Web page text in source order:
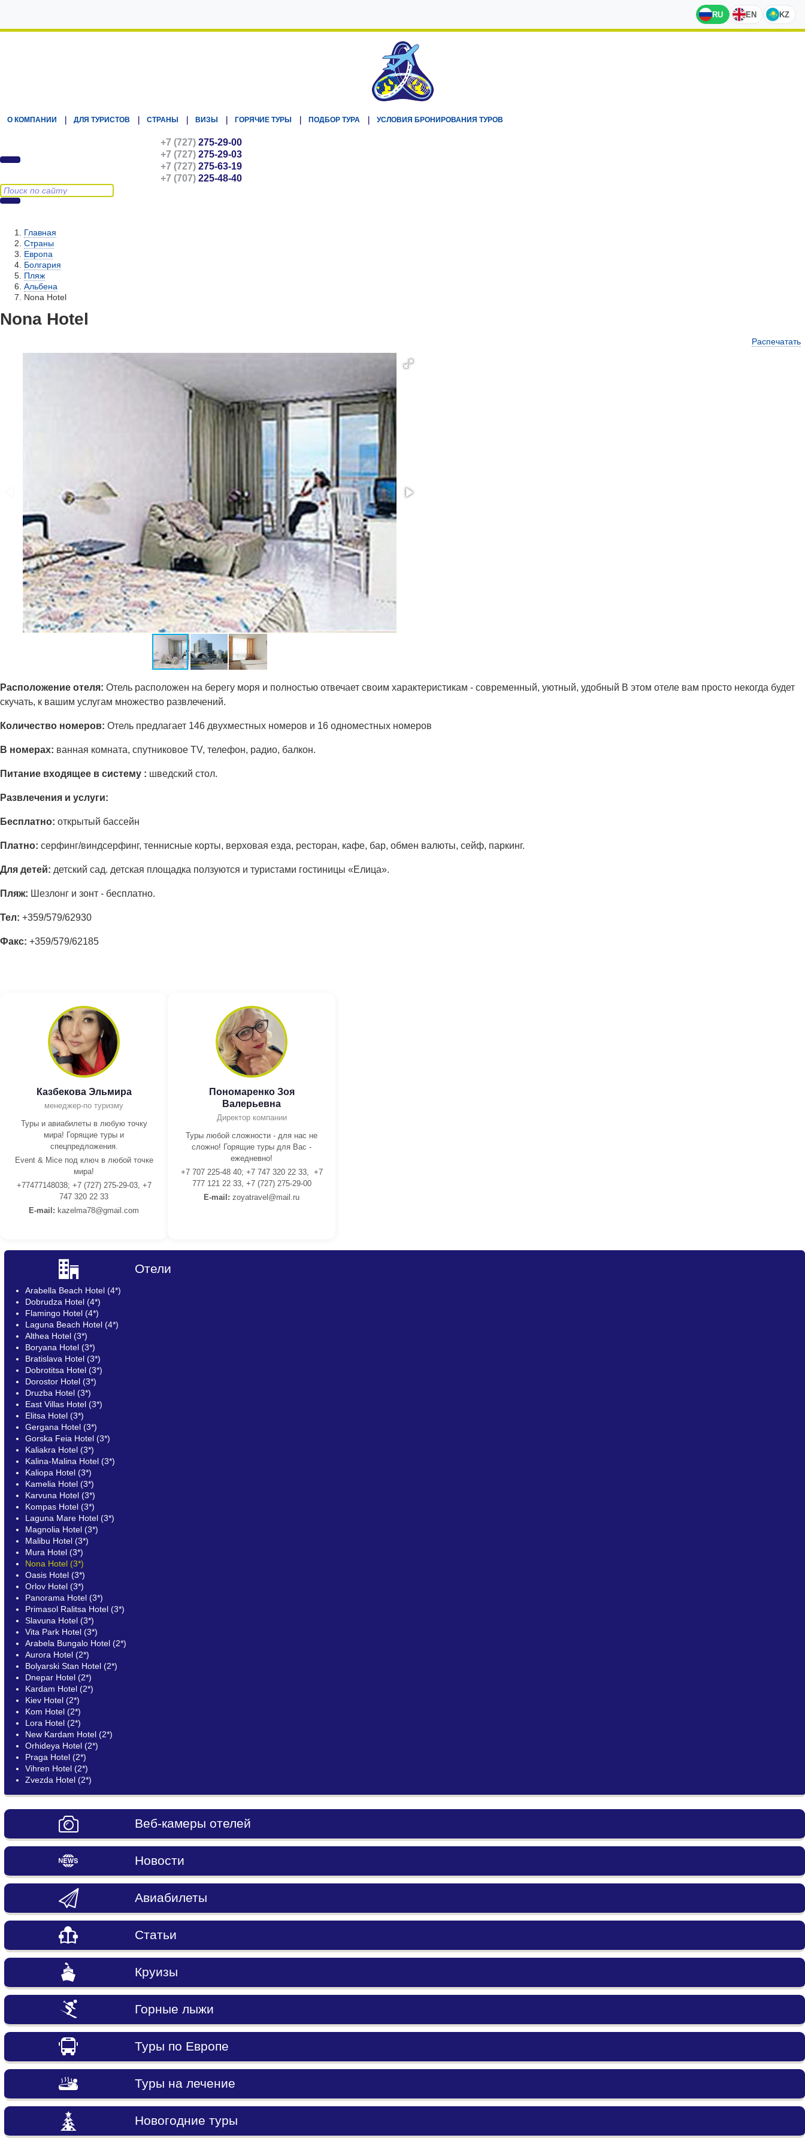
RU EN KZ
О КОМПАНИИ ДЛЯ ТУРИСТОВ СТРАНЫ ВИЗЫ ГОРЯЧИЕ ТУРЫ ПОДБОР ТУРА УСЛОВИЯ БРОНИРОВАНИЯ ТУРОВ
+7 (727) 275-29-00
+7 (727) 275-29-03
+7 (727) 275-63-19
+7 (707) 225-48-40
Главная
Страны
Европа
Болгария
Пляж
Альбена
Nona Hotel
Nona Hotel
Распечатать
Расположение отеля: Отель расположен на берегу моря и полностью отвечает своим характеристикам - современный, уютный, удобный В этом отеле вам просто некогда будет
скучать, к вашим услугам множество развлечений.
Количество номеров: Отель предлагает 146 двухместных номеров и 16 одноместных номеров
В номерах: ванная комната, спутниковое ТV, телефон, радио, балкон.
Питание входящее в систему : шведский стол.
Развлечения и услуги:
Бесплатно: открытый бассейн
Платно: серфинг/виндсерфинг, теннисные корты, верховая езда, ресторан, кафе, бар, обмен валюты, сейф, паркинг.
Для детей: детский сад. детская площадка ползуются и туристами гостиницы «Елица».
Пляж: Шезлонг и зонт - бесплатно.
Тел: +359/579/62930
Факс: +359/579/62185
Казбекова Эльмира
менеджер-по туризму
Туры и авиабилеты в любую точку
мира! Горящие туры и
спецпредложения.
Event & Mice под ключ в любой точке
мира!
+77477148038; +7 (727) 275-29-03, +7
747 320 22 33
E-mail: kazelma78@gmail.com
Пономаренко Зоя
Валерьевна
Директор компании
Туры любой сложности - для нас не
сложно! Горящие туры для Вас -
ежедневно!
+7 707 225-48 40; +7 747 320 22 33, +7
777 121 22 33, +7 (727) 275-29-00
E-mail: zoyatravel@mail.ru
Отели
Arabella Beach Hotel (4*)
Dobrudza Hotel (4*)
Flamingo Hotel (4*)
Laguna Beach Hotel (4*)
Althea Hotel (3*)
Boryana Hotel (3*)
Bratislava Hotel (3*)
Dobrotitsa Hotel (3*)
Dorostor Hotel (3*)
Druzba Hotel (3*)
East Villas Hotel (3*)
Elitsa Hotel (3*)
Gergana Hotel (3*)
Gorska Feia Hotel (3*)
Kaliakra Hotel (3*)
Kalina-Malina Hotel (3*)
Kaliopa Hotel (3*)
Kamelia Hotel (3*)
Karvuna Hotel (3*)
Kompas Hotel (3*)
Laguna Mare Hotel (3*)
Magnolia Hotel (3*)
Malibu Hotel (3*)
Mura Hotel (3*)
Nona Hotel (3*)
Oasis Hotel (3*)
Orlov Hotel (3*)
Panorama Hotel (3*)
Primasol Ralitsa Hotel (3*)
Slavuna Hotel (3*)
Vita Park Hotel (3*)
Arabela Bungalo Hotel (2*)
Aurora Hotel (2*)
Bolyarski Stan Hotel (2*)
Dnepar Hotel (2*)
Kardam Hotel (2*)
Kiev Hotel (2*)
Kom Hotel (2*)
Lora Hotel (2*)
New Kardam Hotel (2*)
Orhideya Hotel (2*)
Praga Hotel (2*)
Vihren Hotel (2*)
Zvezda Hotel (2*)
Веб-камеры отелей
Новости
Авиабилеты
Статьи
Круизы
Горные лыжи
Туры по Европе
Туры на лечение
Новогодние туры